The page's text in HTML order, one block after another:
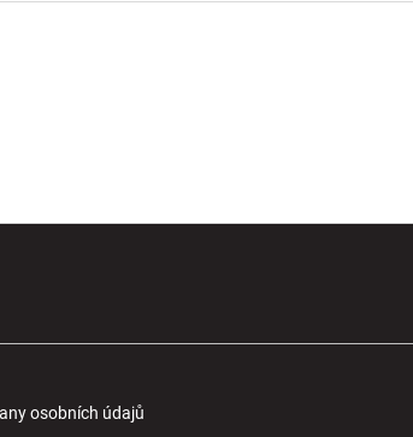
osobních údajů